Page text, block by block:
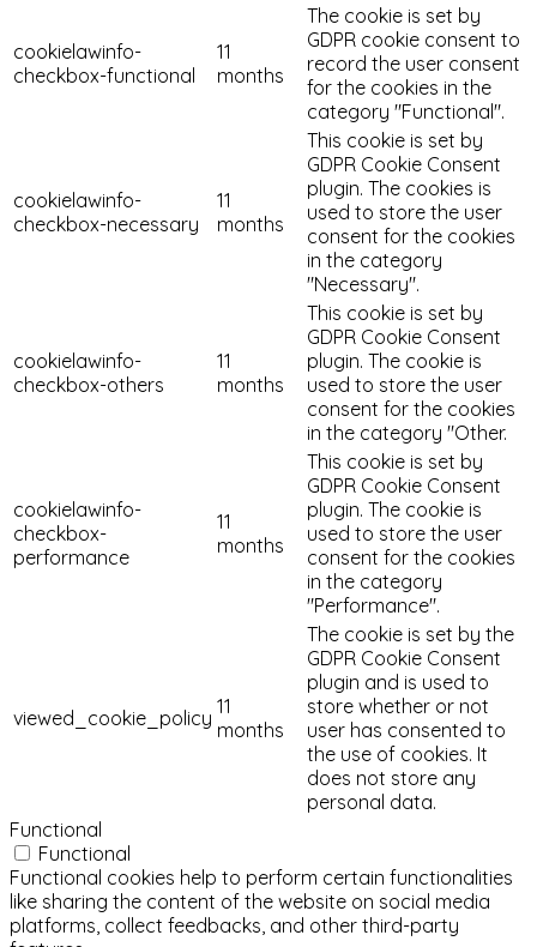
cookielawinfo-
checkbox-functional
11
months
The cookie is set by
GDPR cookie consent to
record the user consent
for the cookies in the
category "Functional".
cookielawinfo-
checkbox-necessary
11
months
This cookie is set by
GDPR Cookie Consent
plugin. The cookies is
used to store the user
consent for the cookies
in the category
"Necessary".
cookielawinfo-
checkbox-others
11
months
This cookie is set by
GDPR Cookie Consent
plugin. The cookie is
used to store the user
consent for the cookies
in the category "Other.
cookielawinfo-
checkbox-
performance
11
months
This cookie is set by
GDPR Cookie Consent
plugin. The cookie is
used to store the user
consent for the cookies
in the category
"Performance".
viewed_cookie_policy 11
months
The cookie is set by the
GDPR Cookie Consent
plugin and is used to
store whether or not
user has consented to
the use of cookies. It
does not store any
personal data.
Functional
Functional
Functional cookies help to perform certain functionalities
like sharing the content of the website on social media
platforms, collect feedbacks, and other third-party